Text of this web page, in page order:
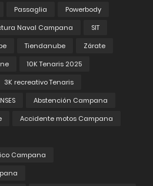
Passaglia
Powerbody
Naval Campana
SIT
Tiendanube
Zárate
10K Tenaris 2025
3K recreativo Tenaris
Abstención Campana
Accidente motos Campana
Campana